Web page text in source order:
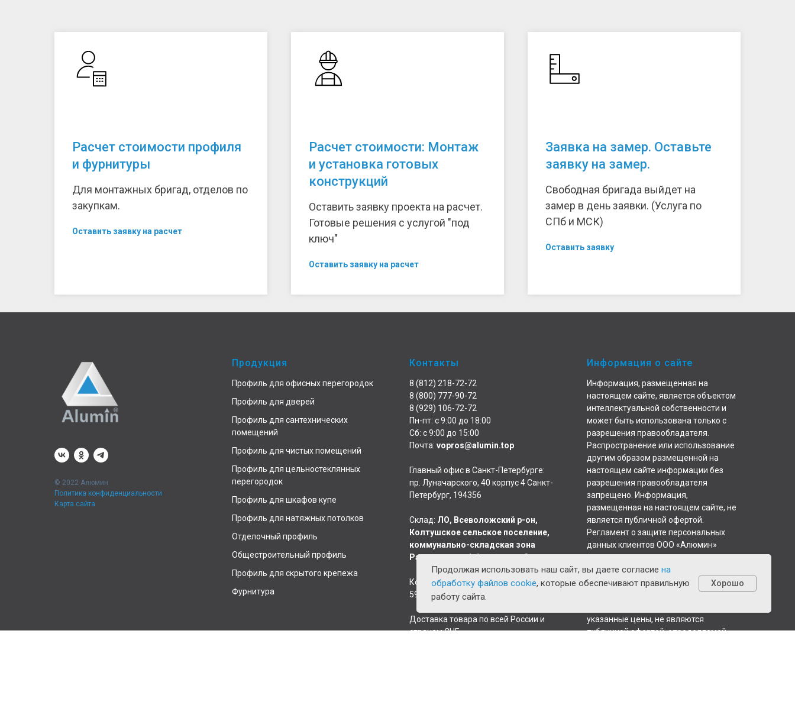
Продолжая использовать наш сайт, вы даете согласие на
обработку файлов cookie, которые обеспечивают правильную
работу сайта.
Хорошо
Расчет стоимости профиля
и фурнитуры
Для монтажных бригад, отделов по
закупкам.
Оставить заявку на расчет
Расчет стоимости: Монтаж
и установка готовых
конструкций
Оставить заявку проекта на расчет.
Готовые решения с услугой "под
ключ"
Оставить заявку на расчет
Заявка на замер. Оставьте
заявку на замер.
Свободная бригада выйдет на
замер в день заявки. (Услуга по
СПб и МСК)
Оставить заявку
© 2022 Алюмин
Политика конфиденциальности
Карта сайта
Продукция
Профиль для офисных перегородок
Профиль для дверей
Профиль для сантехнических
помещений
Профиль для чистых помещений
Профиль для цельностеклянных
перегородок
Профиль для шкафов купе
Профиль для натяжных потолков
Отделочный профиль
Общестроительный профиль
Профиль для скрытого крепежа
Фурнитура
Контакты
8 (812) 218-72-72
8 (800) 777-90-72
8 (929) 106-72-72
Пн-пт: с 9:00 до 18:00
Сб: с 9:00 до 15:00
Почта: vopros@alumin.top
Главный офис в Санкт-Петербурге:
пр. Луначарского, 40 корпус 4 Санкт-
Петербург, 194356
Склад: ЛО, Всеволожский р-он,
Колтушское сельское поселение,
коммунально-складская зона
Разметелево 1-й проезд д. 3
Координаты склада для навигатора:
59.904990, 30.718199
Доставка товара по всей России и
странам СНГ.
Информация о сайте
Информация, размещенная на
настоящем сайте, является объектом
интеллектуальной собственности и
может быть использована только с
разрешения правообладателя.
Распространение или использование
другим образом размещенной на
настоящем сайте информации без
разрешения правообладателя
запрещено. Информация,
размещенная на настоящем сайте, не
является публичной офертой.
Регламент о защите персональных
данных клиентов ООО «Алюмин»
Сайт носит исключительно
информационный характер.
Размещённые на нём сведения,
указанные цены, не являются
публичной офертой, определяемой